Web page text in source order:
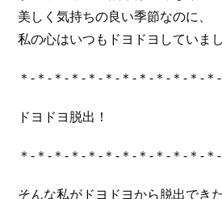
美しく気持ちの良い季節なのに、
私の心はいつもドヨドヨしていまし
＊-＊-＊-＊-＊-＊-＊-＊-＊-＊-＊-＊-
ドヨドヨ脱出！
＊-＊-＊-＊-＊-＊-＊-＊-＊-＊-＊-＊-
そんな私がドヨドヨから脱出でき